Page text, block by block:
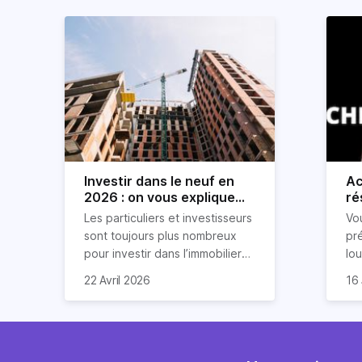
Investir dans le neuf en
2026 : on vous explique
tout !
Les particuliers et investisseurs
sont toujours plus nombreux
pour investir dans l’immobilier
expliquons tout dans cet
22 Avril 2026 16